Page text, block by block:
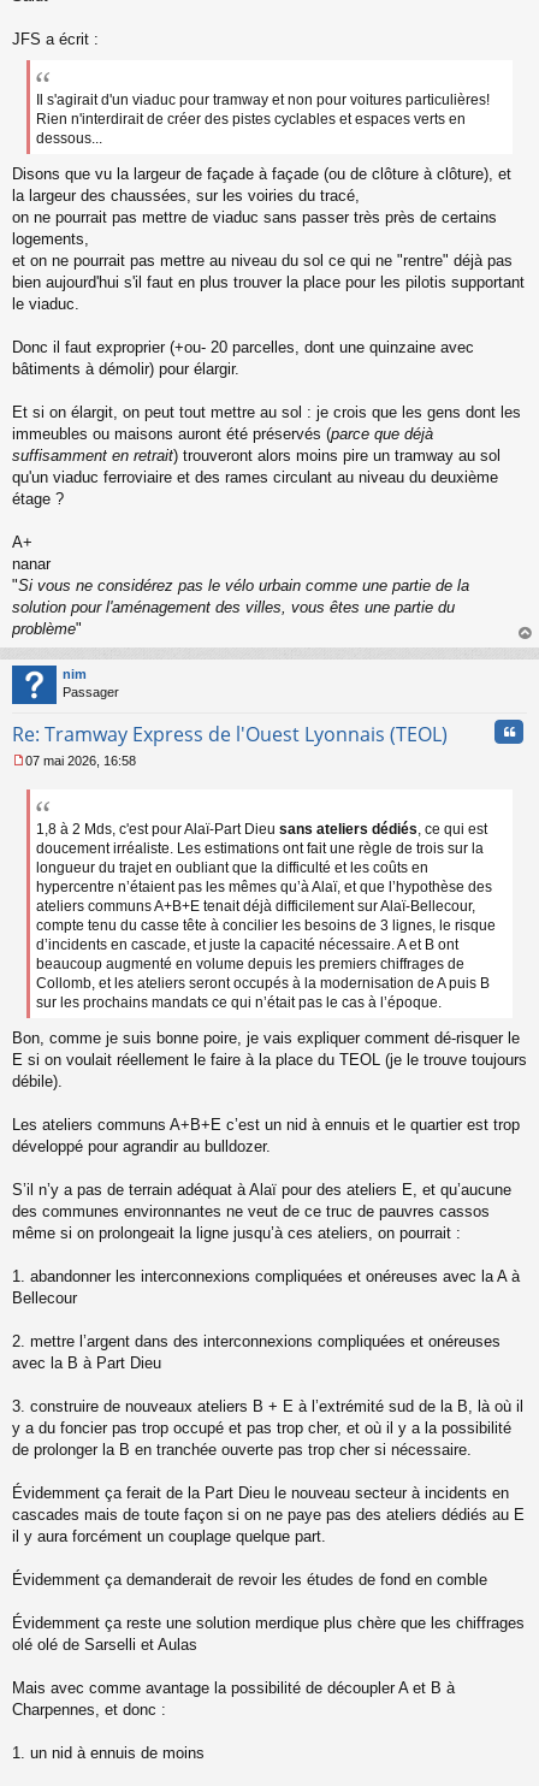
s
u
JFS a écrit :
Il s'agirait d'un viaduc pour tramway et non pour voitures particulières!
Rien n'interdirait de créer des pistes cyclables et espaces verts en
dessous...
Disons que vu la largeur de façade à façade (ou de clôture à clôture), et
la largeur des chaussées, sur les voiries du tracé,
on ne pourrait pas mettre de viaduc sans passer très près de certains
logements,
et on ne pourrait pas mettre au niveau du sol ce qui ne "rentre" déjà pas
bien aujourd'hui s'il faut en plus trouver la place pour les pilotis supportant
le viaduc.
Donc il faut exproprier (+ou- 20 parcelles, dont une quinzaine avec
bâtiments à démolir) pour élargir.
Et si on élargit, on peut tout mettre au sol : je crois que les gens dont les
immeubles ou maisons auront été préservés (parce que déjà
suffisamment en retrait) trouveront alors moins pire un tramway au sol
qu'un viaduc ferroviaire et des rames circulant au niveau du deuxième
étage ?
A+
nanar
"Si vous ne considérez pas le vélo urbain comme une partie de la
solution pour l'aménagement des villes, vous êtes une partie du
problème"
au
nim
Passager
Re: Tramway Express de l'Ouest Lyonnais (TEOL)
e
07 mai 2026, 16:58
1,8 à 2 Mds, c'est pour Alaï-Part Dieu sans ateliers dédiés, ce qui est
doucement irréaliste. Les estimations ont fait une règle de trois sur la
longueur du trajet en oubliant que la difficulté et les coûts en
hypercentre n’étaient pas les mêmes qu’à Alaï, et que l’hypothèse des
ateliers communs A+B+E tenait déjà difficilement sur Alaï-Bellecour,
compte tenu du casse tête à concilier les besoins de 3 lignes, le risque
d’incidents en cascade, et juste la capacité nécessaire. A et B ont
beaucoup augmenté en volume depuis les premiers chiffrages de
Collomb, et les ateliers seront occupés à la modernisation de A puis B
sur les prochains mandats ce qui n’était pas le cas à l’époque.
Bon, comme je suis bonne poire, je vais expliquer comment dé-risquer le
E si on voulait réellement le faire à la place du TEOL (je le trouve toujours
débile).
Les ateliers communs A+B+E c’est un nid à ennuis et le quartier est trop
développé pour agrandir au bulldozer.
S’il n’y a pas de terrain adéquat à Alaï pour des ateliers E, et qu’aucune
des communes environnantes ne veut de ce truc de pauvres cassos
même si on prolongeait la ligne jusqu’à ces ateliers, on pourrait :
1. abandonner les interconnexions compliquées et onéreuses avec la A à
Bellecour
2. mettre l’argent dans des interconnexions compliquées et onéreuses
avec la B à Part Dieu
3. construire de nouveaux ateliers B + E à l’extrémité sud de la B, là où il
y a du foncier pas trop occupé et pas trop cher, et où il y a la possibilité
de prolonger la B en tranchée ouverte pas trop cher si nécessaire.
Évidemment ça ferait de la Part Dieu le nouveau secteur à incidents en
cascades mais de toute façon si on ne paye pas des ateliers dédiés au E
il y aura forcément un couplage quelque part.
Évidemment ça demanderait de revoir les études de fond en comble
Évidemment ça reste une solution merdique plus chère que les chiffrages
olé olé de Sarselli et Aulas
Mais avec comme avantage la possibilité de découpler A et B à
Charpennes, et donc :
1. un nid à ennuis de moins